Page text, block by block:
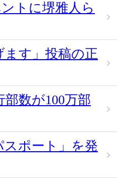
トに堺雅人ら
ます」投稿の正
数が100万部
スポート」を発